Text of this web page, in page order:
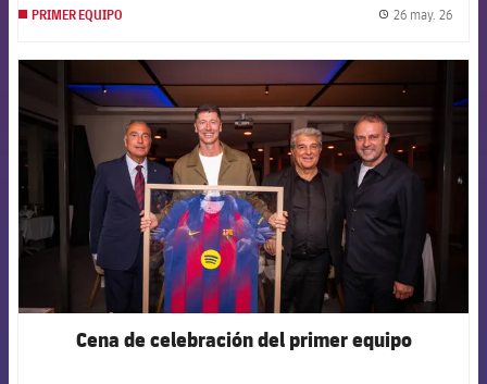
PRIMER EQUIPO 26 may. 26
FCB Barcelona badge
Cena de celebración del primer equipo